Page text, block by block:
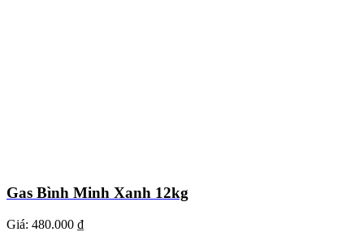
Gas Bình Minh Xanh 12kg
Giá: 480.000 ₫